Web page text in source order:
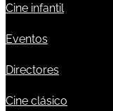
Cine infantil
Eventos
Directores
Cine clásico